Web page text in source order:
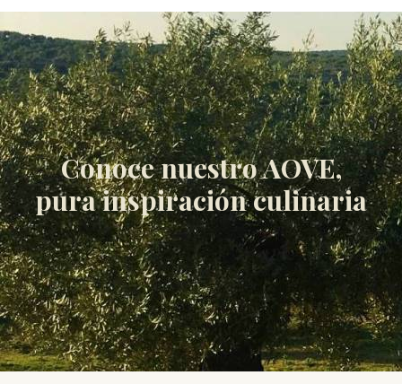
Conoce nuestro AOVE,
pura inspiración culinaria